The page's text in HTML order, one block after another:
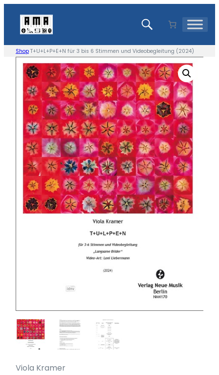
Inhalt
springen
Shop T+U+L+P+E+N für 3 bis 6 Stimmen und Videobegleitung (2024)
Viola Kramer